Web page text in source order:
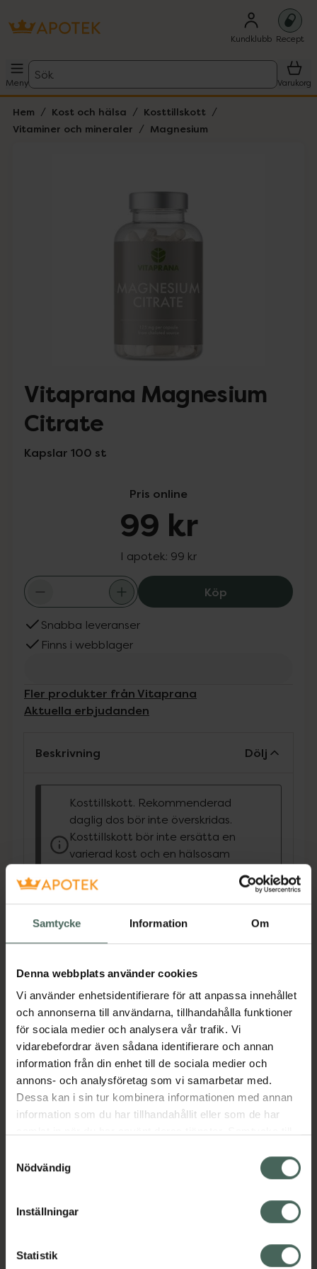
Samtycke Information Om
Denna webbplats använder cookies
Vi använder enhetsidentifierare för att anpassa innehållet
och annonserna till användarna, tillhandahålla funktioner
för sociala medier och analysera vår trafik. Vi
vidarebefordrar även sådana identifierare och annan
information från din enhet till de sociala medier och
annons- och analysföretag som vi samarbetar med.
Dessa kan i sin tur kombinera informationen med annan
information som du har tillhandahållit eller som de har
återkalla ditt samtycke via webbplatsens
cookieinställningar. Ett återkallat samtycke påverkar inte
lagligheten av behandling som skett innan återkallelsen.
Nödvändig
Inställningar
Statistik
Kundklubb Recept
Meny
Sök
Varukorg
Hem Kost och hälsa
Kosttillskott
Vitaminer och mineraler
Magnesium
Vitaprana Magnesium
Citrate
Kapslar 100 st
Pris online
99 kr
I apotek: 99 kr
KöpVitaprana
Snabba leveranser
Finns i webblager
Fler produkter från Vitaprana
Aktuella erbjudanden
Beskrivning Dölj
Kosttillskott. Rekommenderad
daglig dos bör inte överskridas.
Kosttillskott bör inte ersätta en
varierad kost och en hälsosam
små barn.
magnesiumcitrat per kapsel. Kroppen kan lätt
ta upp och använda magnesiumcitrat till
nervsystemets normala funktion. En
förpackning räcker i 50 – 100 dagar och
används bäst på kvällen innan läggdags.
EAN:
07350132942321
Kategorier:
Kost och hälsaKosttillskottKosttillskott
MagnesiumMagnesium
Vitaminer och mineraler
Vitaminer och mineraler